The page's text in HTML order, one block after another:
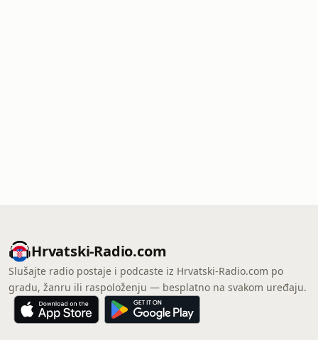
Hrvatski-Radio.com
Slušajte radio postaje i podcaste iz Hrvatski-Radio.com po
gradu, žanru ili raspoloženju — besplatno na svakom uređaju.